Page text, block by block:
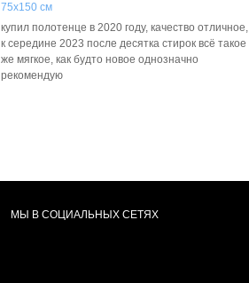
75х150 см
купил полотенце в 2020 году, качество отличное,
к середине 2023 после десятка стирок всё такое
же мягкое, как будто новое однозначно
рекомендую
МЫ В СОЦИАЛЬНЫХ СЕТЯХ